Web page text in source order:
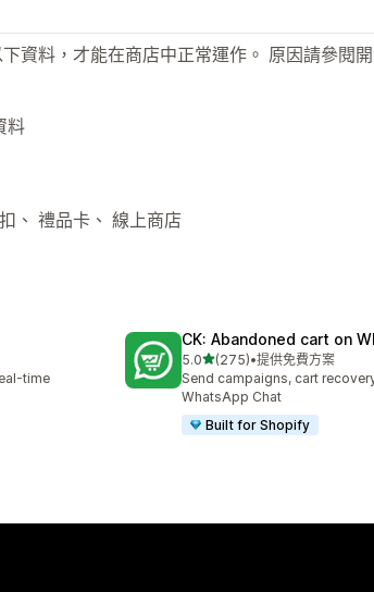
資料，才能在商店中正常運作。 原因請參閱
料
、 禮品卡、 線上商店
time
CK: Abandoned cart on
5.0滿分 5 顆星
(275)
共有 275 則評價
•提供免費方案
Send campaigns, cart
WhatsApp Chat
Built for Shopify